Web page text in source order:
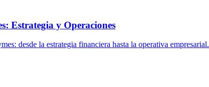
Estrategia y Operaciones
desde la estrategia financiera hasta la operativa empresarial.